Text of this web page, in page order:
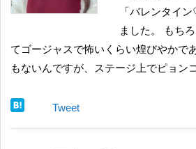
「バレンタイ
ました。 もち
てゴージャスで怖いくらい煌びやかで
もないんですが、ステージ上でピョン
Tweet